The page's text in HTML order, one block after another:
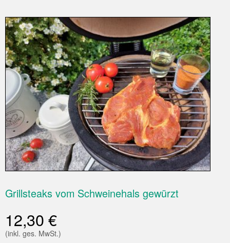
Grillsteaks vom Schweinehals gewürzt
12,30 €
(inkl. ges. MwSt.)